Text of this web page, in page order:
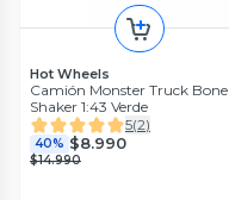
Hot Wheels
Camión Monster Truck Bone
Shaker 1:43 Verde
5(2)
40% $8.990
$14.990